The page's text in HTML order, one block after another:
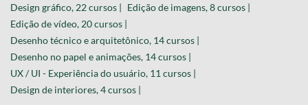
Design gráfico, 22 cursos | Edição de imagens, 8 cursos |
Edição de vídeo, 20 cursos |
Desenho técnico e arquitetônico, 14 cursos |
Desenho no papel e animações, 14 cursos |
UX / UI - Experiência do usuário, 11 cursos |
Design de interiores, 4 cursos |